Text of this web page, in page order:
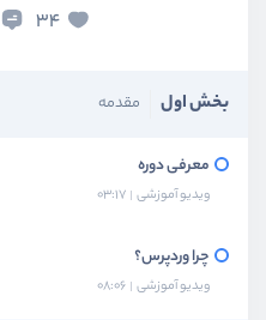
34
بخش اول مقدمه
معرفی دوره
ویدیو آموزشی 03:17
چرا وردپرس؟
ویدیو آموزشی 08:06